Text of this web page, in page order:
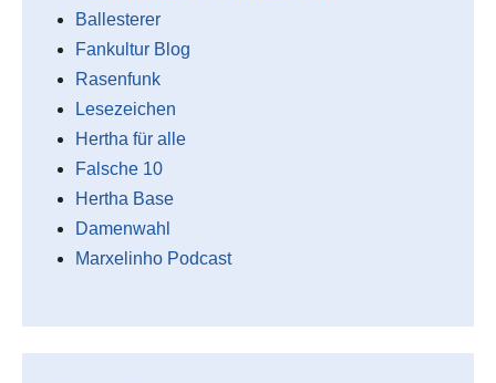
Ballesterer
Fankultur Blog
Rasenfunk
Lesezeichen
Hertha für alle
Falsche 10
Hertha Base
Damenwahl
Marxelinho Podcast